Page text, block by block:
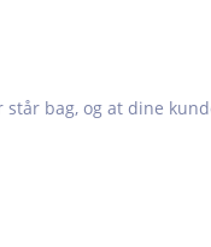
bag, og at dine